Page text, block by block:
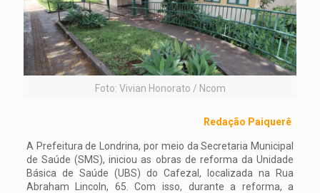
Foto: Vivian Honorato / Ncom
Redação Paiquerê
A Prefeitura de Londrina, por meio da Secretaria Municipal
de Saúde (SMS), iniciou as obras de reforma da Unidade
Básica de Saúde (UBS) do Cafezal, localizada na Rua
Abraham Lincoln, 65. Com isso, durante a reforma, a